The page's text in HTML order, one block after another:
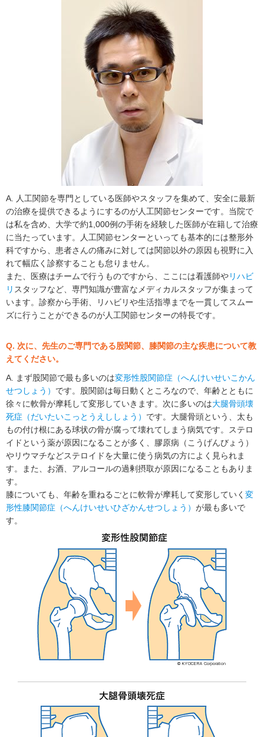
A. 人工関節を専門としている医師やスタッフを集めて、安全に最新
の治療を提供できるようにするのが人工関節センターです。当院で
は私を含め、大学で約1,000例の手術を経験した医師が在籍して治療
に当たっています。人工関節センターといっても基本的には整形外
科ですから、患者さんの痛みに対しては関節以外の原因も視野に入
れて幅広く診察することも怠りません。
また、医療はチームで行うものですから、ここには看護師やリハビ
リ スタッフなど、専門知識が豊富なメディカルスタッフが集まって
います。診察から手術、リハビリや生活指導までを一貫してスムー
ズに行うことができるのが人工関節センターの特長です。
Q. 次に、先生のご専門である股関節、膝関節の主な疾患について教
えてください。
A. まず股関節で最も多いのは変形性股関節症（へんけいせいこかん
せつしょう） です。股関節は毎日動くところなので、年齢とともに
徐々に軟骨が摩耗して変形していきます。次に多いのは大腿骨頭壊
死症（だいたいこっとうえししょう） です。大腿骨頭という、太も
もの付け根にある球状の骨が腐って壊れてしまう病気です。ステロ
イドという薬が原因になることが多く、膠原病（こうげんびょう）
やリウマチなどステロイドを大量に使う病気の方によく見られま
す。また、お酒、アルコールの過剰摂取が原因になることもありま
す。
膝についても、年齢を重ねるごとに軟骨が摩耗して変形していく 変
形性膝関節症（へんけいせいひざかんせつしょう） が最も多いで
す。